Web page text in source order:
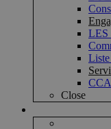
LES
Close